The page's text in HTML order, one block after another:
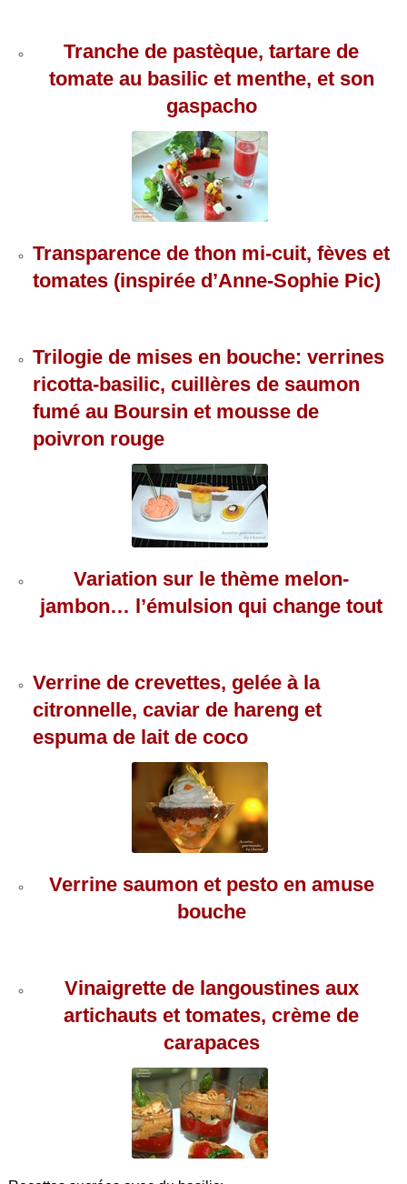
Tranche de pastèque, tartare de
tomate au basilic et menthe, et son
gaspacho
Transparence de thon mi-cuit, fèves et
tomates (inspirée d’Anne-Sophie Pic)
Trilogie de mises en bouche: verrines
ricotta-basilic, cuillères de saumon
fumé au Boursin et mousse de
poivron rouge
Variation sur le thème melon-
jambon… l’émulsion qui change tout
Verrine de crevettes, gelée à la
citronnelle, caviar de hareng et
espuma de lait de coco
Verrine saumon et pesto en amuse
bouche
Vinaigrette de langoustines aux
artichauts et tomates, crème de
carapaces